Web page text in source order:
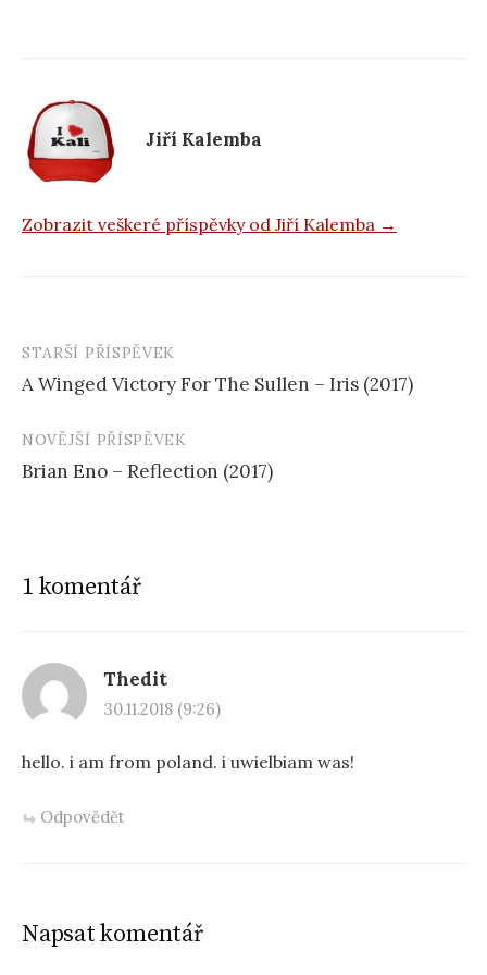
k
Jiří Kalemba
Zobrazit veškeré příspěvky od Jiří Kalemba →
Navigace
příspěvku
STARŠÍ PŘÍSPĚVEK
A Winged Victory For The Sullen – Iris (2017)
NOVĚJŠÍ PŘÍSPĚVEK
Brian Eno – Reflection (2017)
1 komentář
Thedit
30.11.2018 (9:26)
hello. i am from poland. i uwielbiam was!
Odpovědět
Napsat komentář